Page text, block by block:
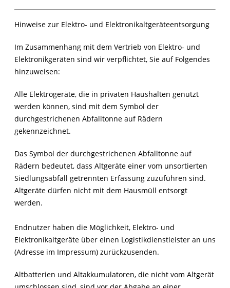
Hinweise zur Elektro- und Elektronikaltgeräteentsorgung
Im Zusammenhang mit dem Vertrieb von Elektro- und
Elektronikgeräten sind wir verpflichtet, Sie auf Folgendes
hinzuweisen:
Alle Elektrogeräte, die in privaten Haushalten genutzt
werden können, sind mit dem Symbol der
durchgestrichenen Abfalltonne auf Rädern
gekennzeichnet.
Das Symbol der durchgestrichenen Abfalltonne auf
Rädern bedeutet, dass Altgeräte einer vom unsortierten
Siedlungsabfall getrennten Erfassung zuzuführen sind.
Altgeräte dürfen nicht mit dem Hausmüll entsorgt
werden.
Endnutzer haben die Möglichkeit, Elektro- und
Elektronikaltgeräte über einen Logistikdienstleister an uns
(Adresse im Impressum) zurückzusenden.
Altbatterien und Altakkumulatoren, die nicht vom Altgerät